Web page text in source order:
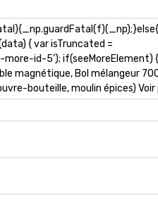
{ var isTruncated =
id-5'); if(seeMoreElement) {
magnétique, Bol mélangeur
bouteille, moulin épices) Voir